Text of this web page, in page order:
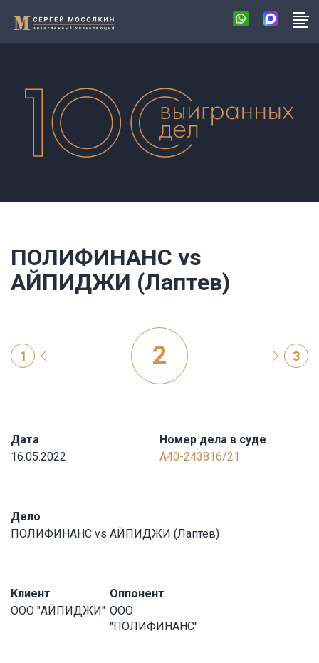
ПОЛИФИНАНС vs
АЙПИДЖИ (Лаптев)
1 2 3
Дата
16.05.2022
Номер дела в суде
А40-243816/21
Дело
ПОЛИФИНАНС vs АЙПИДЖИ (Лаптев)
Клиент
ООО "АЙПИДЖИ"
Оппонент
ООО
"ПОЛИФИНАНС"